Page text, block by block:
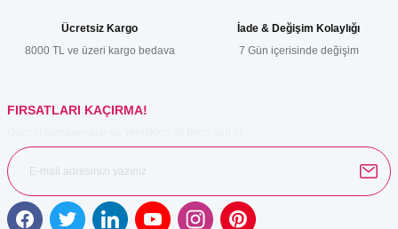
Ürün fiyatı diğer sitelerden daha pahalı.
Ücretsiz Kargo
8000 TL ve üzeri kargo bedava
İade & Değişim Kolaylığı
7 Gün içerisinde değişim
FIRSATLARI KAÇIRMA!